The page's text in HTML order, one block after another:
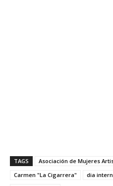
TAGS
Asociación de Mujeres
Carmen "La Cigarrera"
dia